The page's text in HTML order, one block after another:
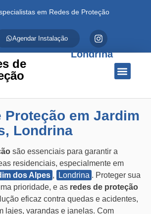
em Redes de Proteção
Agendar Instalação
de
Londrina
Proteção em Jardim
Londrina
são essenciais para garantir a
residenciais, especialmente em
dos Alpes , Londrina . Proteger sua
prioridade, e as redes de proteção
eficaz contra quedas e acidentes,
lajes, varandas e janelas. Com